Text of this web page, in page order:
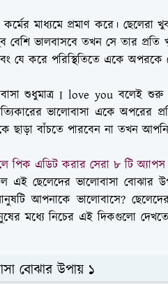
মাধ্যমে প্রমাণ করে। ছেলেরা
বেশি ভালবাসবে তখন সে তার
যে করে পরিস্থিতিতে একে অপরকে
শুধুমাত্র I love you বলেই শুরু
ভালোবাসা একে অপরের
ছাড়া বাঁচতে পারবেন না তখন
পিক এডিট করার সেরা ৮ টি অ্যাপস
এই ছেলেদের ভালোবাসা বোঝার
আপনাকে ভালোবাসে?
মধ্যে নিচের এই দিকগুলো
বোঝার উপায় ১